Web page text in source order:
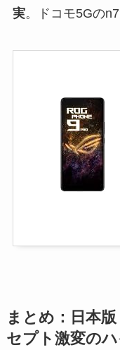
実。ドコモ5Gの
まとめ：日本
セプト激変の